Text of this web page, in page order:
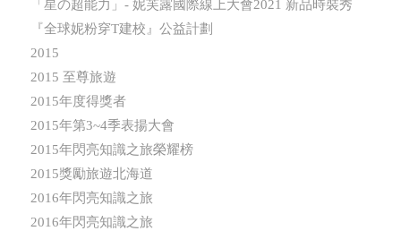
「星の超能力」- 妮芙露國際線上大會2021 新品時裝秀
『全球妮粉穿T建校』公益計劃
2015
2015 至尊旅遊
2015年度得獎者
2015年第3~4季表揚大會
2015年閃亮知識之旅榮耀榜
2015獎勵旅遊北海道
2016年閃亮知識之旅
2016年閃亮知識之旅